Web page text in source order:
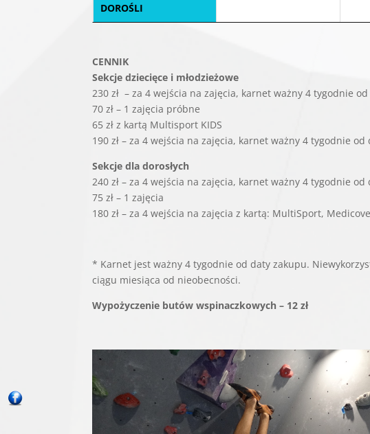
DOROŚLI
CENNIK
Sekcje dziecięce i młodzieżowe
230 zł – za 4 wejścia na zajęcia, karnet ważny 4 tygodnie
70 zł – 1 zajęcia próbne
65 zł z kartą Multisport KIDS
190 zł – za 4 wejścia na zajęcia, karnet ważny 4 tygodnie
Sekcje dla dorosłych
240 zł – za 4 wejścia na zajęcia, karnet ważny 4 tygodnie
75 zł – 1 zajęcia
180 zł – za 4 wejścia na zajęcia z kartą: MultiSport,
* Karnet jest ważny 4 tygodnie od daty zakupu.
ciągu miesiąca od nieobecności.
Wypożyczenie butów wspinaczkowych – 12 zł